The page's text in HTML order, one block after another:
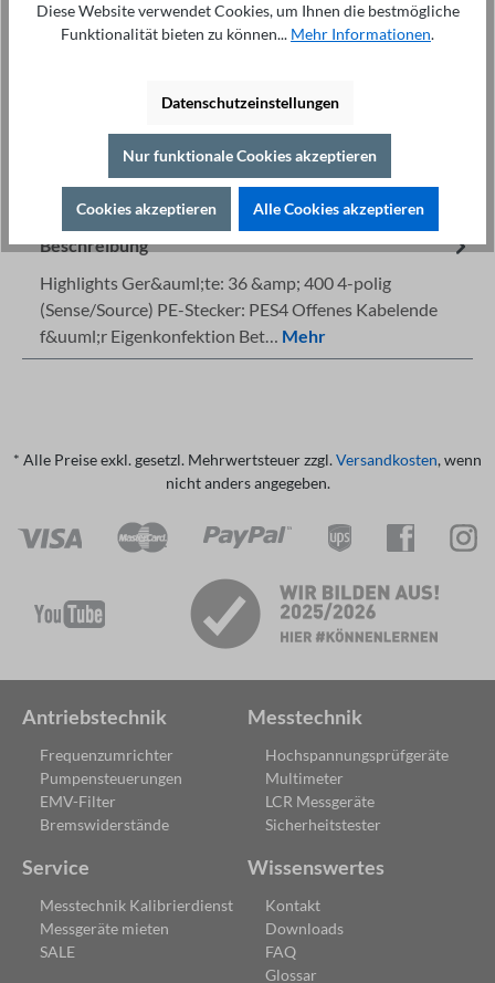
Details
Fachberatung unter
+49 421 277 9999
Beschreibung
Highlights Ger&auml;te: 36 &amp; 400 4-polig
(Sense/Source) PE-Stecker: PES4 Offenes Kabelende
f&uuml;r Eigenkonfektion Bet… Mehr
* Alle Preise exkl. gesetzl. Mehrwertsteuer zzgl. Versandkosten, wenn
nicht anders angegeben.
Antriebstechnik
Frequenzumrichter
Pumpensteuerungen
EMV-Filter
Bremswiderstände
Messtechnik
Hochspannungsprüfgeräte
Multimeter
LCR Messgeräte
Sicherheitstester
Service
Messtechnik Kalibrierdienst
Messgeräte mieten
SALE
Wissenswertes
Kontakt
Downloads
FAQ
Glossar
Diese Website verwendet Cookies, um Ihnen die bestmögliche
Funktionalität bieten zu können... Mehr Informationen.
Datenschutzeinstellungen
Nur funktionale Cookies akzeptieren
Cookies akzeptieren Alle Cookies akzeptieren